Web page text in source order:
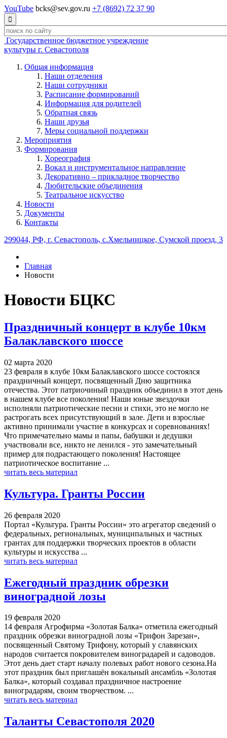
YouTube bcks@sev.gov.ru +7 (8692) 72 37 90

Государственное бюджетное учреждение
культуры г. Севастополя
Общая информация
Наши отделения
Наши сотрудники
Расписание формирований
Информация для родителей
Обратная связь
Наши друзья
Меры социальной поддержки
Мероприятия
Формирования
Хореография
Вокал и инструментальное направление
Декоративно – прикладное творчество
Любительские объединения
Театральное искусство
Новости
Документы
Контакты
299044, РФ, г. Севастополь, с.Хмельницкое, Сумской проезд, 3
Главная
Новости
Новости БЦКС
Праздничный концерт в клубе 10км
Балаклавского шоссе
02 марта 2020
23 февраля в клубе 10км Балаклавского шоссе состоялся
праздничный концерт, посвященный Дню защитника
отечества. Этот патриочиный праздник объединил в этот день
в нашем клубе все поколения! Наши юные звездочки
исполняли патриотические песни и стихи, это не могло не
растрогать всех присутствующий в зале. Дети и взрослые
активно принимали участие в конкурсах и соревнованиях!
Что примечательно мамы и папы, бабушки и дедушки
участвовали все, никто не ленился - это замечательный
пример для подрастающего поколения! Настоящее
патриотическое воспитание ...
читать весь материал
Культура. Гранты России
26 февраля 2020
Портал «Культура. Гранты России» это агрегатор сведений о
федеральных, региональных, муниципальных и частных
грантах для поддержки творческих проектов в области
культуры и искусства ...
читать весь материал
Ежегодный праздник обрезки
виноградной лозы
19 февраля 2020
14 февраля Агрофирма «Золотая Балка» отметила ежегодный
праздник обрезки виноградной лозы «Трифон Зарезан»,
посвященный Святому Трифону, который у славянских
народов считается покровителем виноградарей и садоводов.
Этот день дает старт началу полевых работ нового сезона.На
этот праздник был приглашён вокальный ансамбль «Золотая
Балка», который создавал праздничное настроение
виноградарям, своим творчеством. ...
читать весь материал
Таланты Севастополя 2020